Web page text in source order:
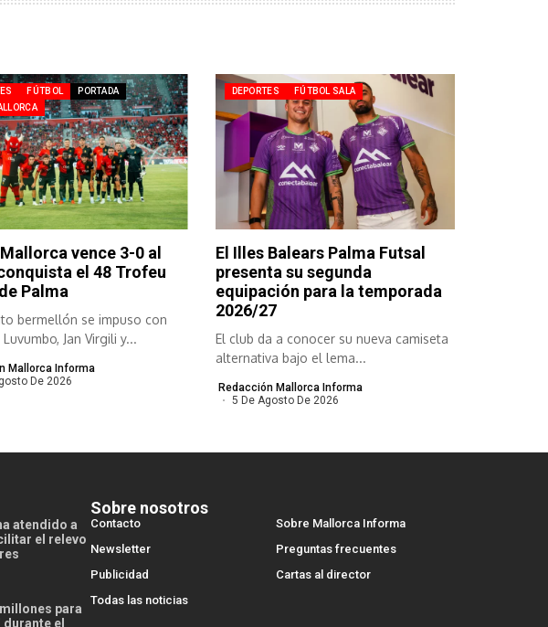
FÚTBOL
PORTADA
Mallorca vence 3-0 al
el 48 Trofeu
Palma
bermellón se impuso con
Jan Virgili y...
Mallorca Informa
De 2026
DEPORTES FÚTBOL SALA
El Illes Balears Palma Futsal
presenta su segunda
equipación para la temporada
2026/27
El club da a conocer su nueva camiseta
alternativa bajo el lema...
Redacción Mallorca Informa
5 De Agosto De 2026
atendido a
el relevo
para
el
Sobre nosotros
Contacto
Sobre Mallorca Informa
Newsletter
Preguntas frecuentes
Publicidad
Cartas al director
Todas las noticias